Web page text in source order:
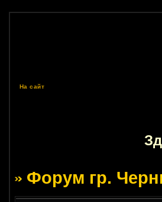
На сайт
Форум гр.